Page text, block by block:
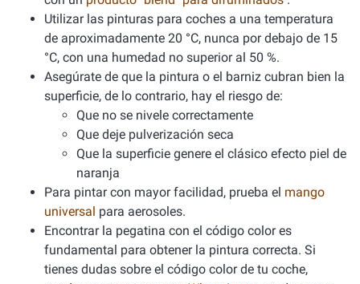
Utilizar las pinturas para coches a una temperatura
de aproximadamente 20 °C, nunca por debajo de 15
°C, con una humedad no superior al 50 %.
Asegúrate de que la pintura o el barniz cubran bien la
superficie, de lo contrario, hay el riesgo de:
Que no se nivele correctamente
Que deje pulverización seca
Que la superficie genere el clásico efecto piel de
naranja
Para pintar con mayor facilidad, prueba el mango
universal para aerosoles.
Encontrar la pegatina con el código color es
fundamental para obtener la pintura correcta. Si
tienes dudas sobre el código color de tu coche,